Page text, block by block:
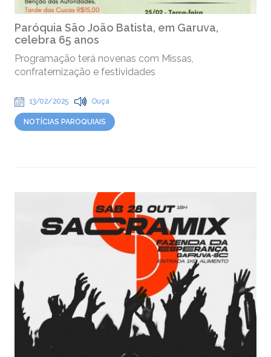
Paróquia São João Batista, em Garuva,
celebra 65 anos
Programação terá novenas com Missas,
confraternização e festividades
13/02/2025 Ouça
NOTÍCIAS PAROQUIAIS